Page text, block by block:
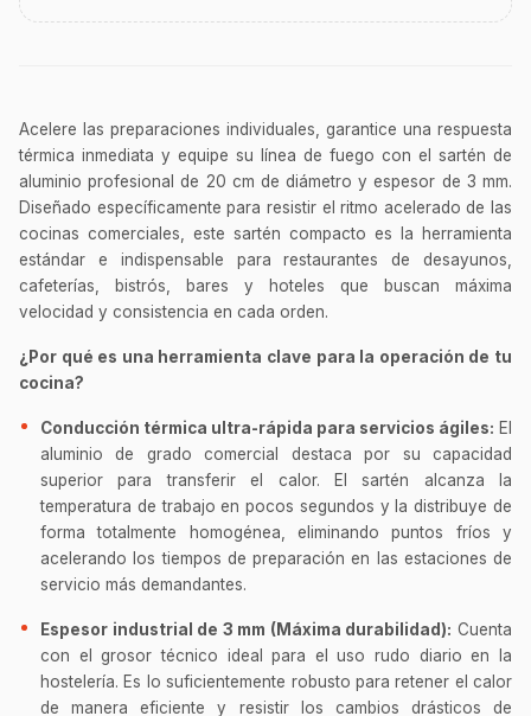
Acelere las preparaciones individuales, garantice una respuesta
térmica inmediata y equipe su línea de fuego con el sartén de
aluminio profesional de 20 cm de diámetro y espesor de 3 mm.
Diseñado específicamente para resistir el ritmo acelerado de las
cocinas comerciales, este sartén compacto es la herramienta
estándar e indispensable para restaurantes de desayunos,
cafeterías, bistrós, bares y hoteles que buscan máxima
velocidad y consistencia en cada orden.
¿Por qué es una herramienta clave para la operación de tu
cocina?
Conducción térmica ultra-rápida para servicios ágiles: El
aluminio de grado comercial destaca por su capacidad
superior para transferir el calor. El sartén alcanza la
temperatura de trabajo en pocos segundos y la distribuye de
forma totalmente homogénea, eliminando puntos fríos y
acelerando los tiempos de preparación en las estaciones de
servicio más demandantes.
Espesor industrial de 3 mm (Máxima durabilidad): Cuenta
con el grosor técnico ideal para el uso rudo diario en la
hostelería. Es lo suficientemente robusto para retener el calor
de manera eficiente y resistir los cambios drásticos de